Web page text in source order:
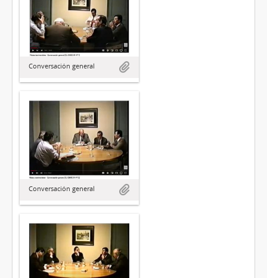
Conversación general
Conversación general